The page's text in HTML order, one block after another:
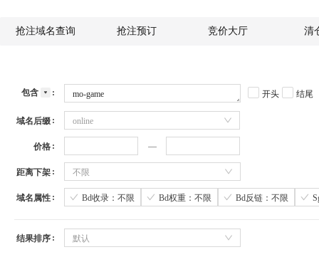
抢注域名查询 抢注预订 竞价大厅 清
包含 开头 结尾
域名后缀 online
价格
距离下架 不限
域名属性 Bd收录：不限 Bd权重：不限 Bd反链：不限
结果排序 默认